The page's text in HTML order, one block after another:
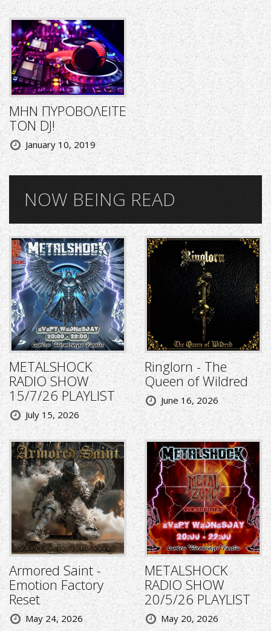
ΜΗΝ ΠΥΡΟΒΟΛΕΙΤΕ
ΤΟΝ DJ!
January 10, 2019
NOW BEING READ
METALSHOCK
RADIO SHOW
15/7/26 PLAYLIST
July 15, 2026
Ringlorn - The
Queen of Wildred
June 16, 2026
Armored Saint -
Emotion Factory
Reset
May 24, 2026
METALSHOCK
RADIO SHOW
20/5/26 PLAYLIST
May 20, 2026